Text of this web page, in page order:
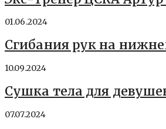
01.06.2024
Сгибания рук на
10.09.2024
Сушка тела для
07.07.2024